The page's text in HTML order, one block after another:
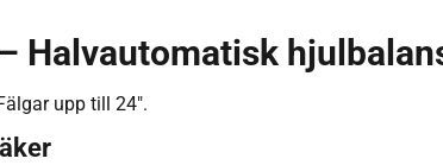
Halvautomatisk
upp till 24".